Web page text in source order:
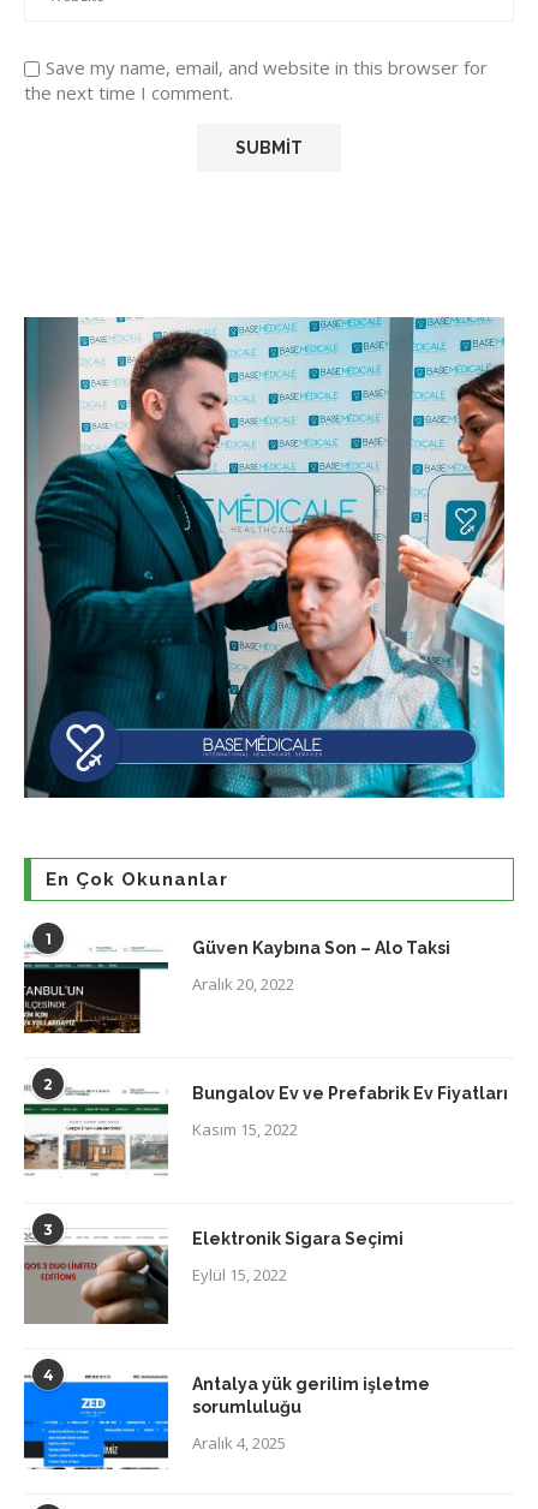
Save my name, email, and website in this browser for
the next time I comment.
En Çok Okunanlar
1 Güven Kaybına Son – Alo Taksi
Aralık 20, 2022
2 Bungalov Ev ve Prefabrik Ev Fiyatları
Kasım 15, 2022
3 Elektronik Sigara Seçimi
Eylül 15, 2022
4
Antalya yük gerilim işletme
sorumluluğu
Aralık 4, 2025